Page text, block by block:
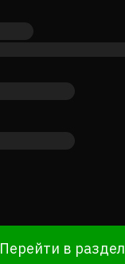
Перейти в раздел